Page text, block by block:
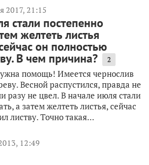
2017, 21:15
стали постепенно
желтеть листья
он полностью
В чем причина? 2
помощь! Имеется чернослив
Весной распустился, правда не
разу не цвел. В начале июля стали
а затем желтеть листья, сейчас
листву. Точно такая...
12:49